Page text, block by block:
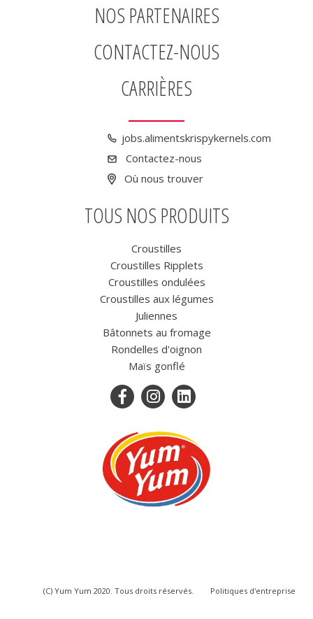
NOS PARTENAIRES
CONTACTEZ-NOUS
CARRIÈRES
jobs.alimentskrispykernels.com
Contactez-nous
Où nous trouver
TOUS NOS PRODUITS
Croustilles
Croustilles Ripplets
Croustilles ondulées
Croustilles aux légumes
Juliennes
Bâtonnets au fromage
Rondelles d'oignon
Maïs gonflé
(C) Yum Yum 2020. Tous droits réservés. Politiques d'entreprise